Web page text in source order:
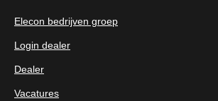
Elecon bedrijven groep
Login dealer
Dealer
Vacatures